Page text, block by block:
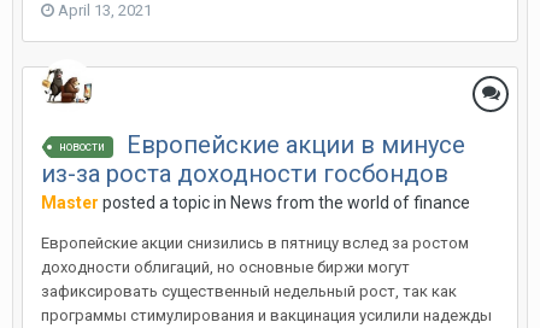
April 13, 2021
новости
Европейские акции в минусе
из-за роста доходности госбондов
Master posted a topic in News from the world of finance
Европейские акции снизились в пятницу вслед за ростом
доходности облигаций, но основные биржи могут
зафиксировать существенный недельный рост, так как
программы стимулирования и вакцинация усилили надежды